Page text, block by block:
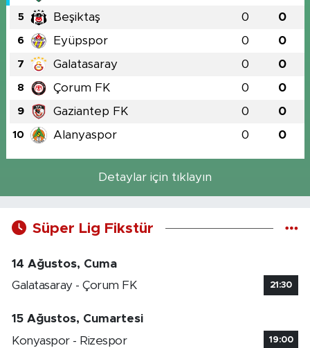
5 Beşiktaş 0 0
6 Eyüpspor 0 0
7 Galatasaray 0 0
8 Çorum FK 0 0
9 Gaziantep FK 0 0
10 Alanyaspor 0 0
Detaylar için tıklayın
Süper Lig Fikstür
14 Ağustos, Cuma
Galatasaray - Çorum FK
21:30
15 Ağustos, Cumartesi
Konyaspor - Rizespor
19:00